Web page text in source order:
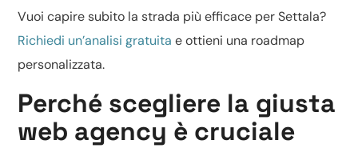
Vuoi capire subito la strada più efficace per Settala?
Richiedi un’analisi gratuita e ottieni una roadmap
personalizzata.
Perché scegliere la giusta
web agency è cruciale